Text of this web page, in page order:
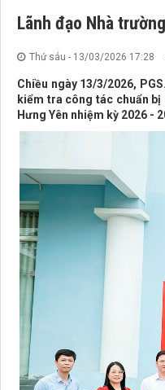
Lãnh đạo Nhà
Thứ sáu - 13/03/2026 17:28
Chiều ngày 13/3/2026,
kiểm tra công tác chuẩn bị
Hưng Yên nhiệm kỳ 2026 -